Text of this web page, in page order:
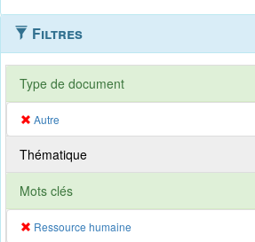
Filtres
Type de document
Autre
Thématique
Mots clés
Ressource humaine